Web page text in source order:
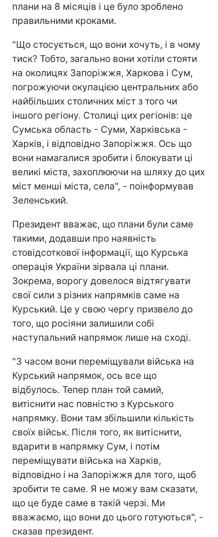
плани на 8 місяців і це було зроблено
правильними кроками.
"Що стосується, що вони хочуть, і в чому
тиск? Тобто, загально вони хотіли стояти
на околицях Запоріжжя, Харкова і Сум,
погрожуючи окупацією центральних або
найбільших столичних міст з того чи
іншого регіону. Столиці цих регіонів: це
Сумська область - Суми, Харківська -
Харків, і відповідно Запоріжжя. Ось що
вони намагалися зробити і блокувати ці
великі міста, захоплюючи на шляху до цих
міст менші міста, села", - поінформував
Зеленський.
Президент вважає, що плани були саме
такими, додавши про наявність
стовідсоткової інформації, що Курська
операція України зірвала ці плани.
Зокрема, ворогу довелося відтягувати
свої сили з різних напрямків саме на
Курський. Це у свою чергу призвело до
того, що росіяни залишили собі
наступальний напрямок лише на сході.
"З часом вони переміщували війська на
Курський напрямок, ось все що
відбулось. Тепер план той самий,
витіснити нас повністю з Курського
напрямку. Вони там збільшили кількість
своїх військ. Після того, як витіснити,
вдарити в напрямку Сум, і потім
переміщувати війська на Харків,
відповідно і на Запоріжжя для того, щоб
зробити те саме. Я не можу вам сказати,
що це буде саме в такій черзі. Ми
вважаємо, що вони до цього готуються", -
сказав президент.